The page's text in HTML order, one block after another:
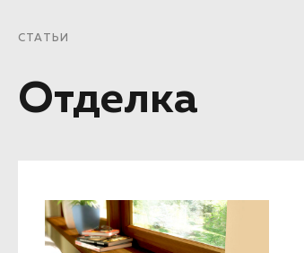
СТАТЬИ
Отделка